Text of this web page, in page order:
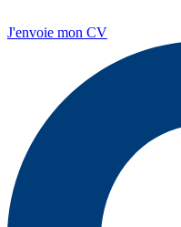
J'envoie mon CV